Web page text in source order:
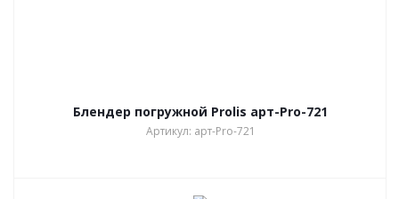
Блендер погружной Prolis арт-Pro-721
Артикул: арт-Pro-721